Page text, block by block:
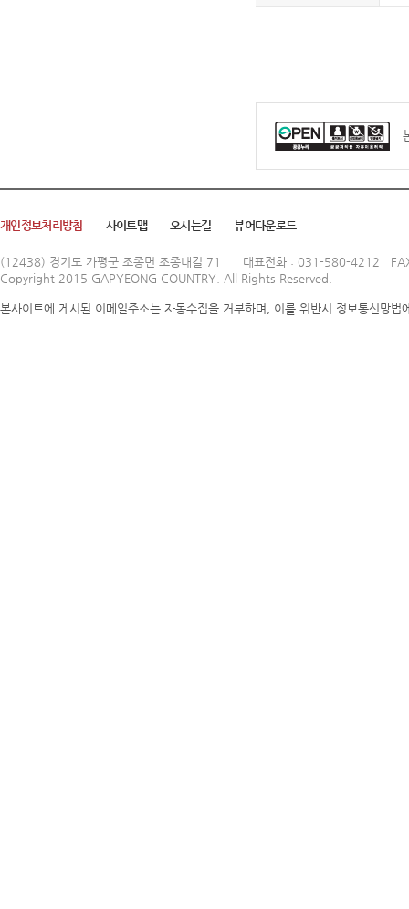
개인정보처리방침 사이트맵 오시는길 뷰어다운로드
(12438) 경기도 가평군 조종면 조종내길 71
대표전화 : 031-580-4212
Copyright 2015 GAPYEONG COUNTRY. All Rights Reserved.
본사이트에 게시된 이메일주소는 자동수집을 거부하며, 이를 위반시 정보통신망법